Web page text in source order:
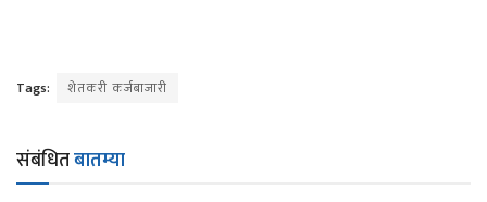
Tags: शेतकरी कर्जबाजारी
संबंधितबातम्या